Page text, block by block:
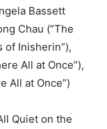
Bassett
Chau (”The
of Inisherin”),
All at Once”),
All at Once”)
Quiet on the